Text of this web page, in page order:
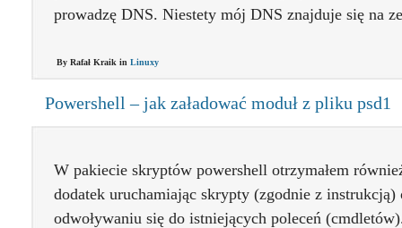
prowadzę DNS. Niestety mój DNS znajduje się na
By Rafał Kraik in Linuxy
Powershell – jak załadować moduł z pliku psd1
W pakiecie skryptów powershell otrzymałem
dodatek uruchamiając skrypty (zgodnie z instrukcją)
odwoływaniu się do istniejących poleceń